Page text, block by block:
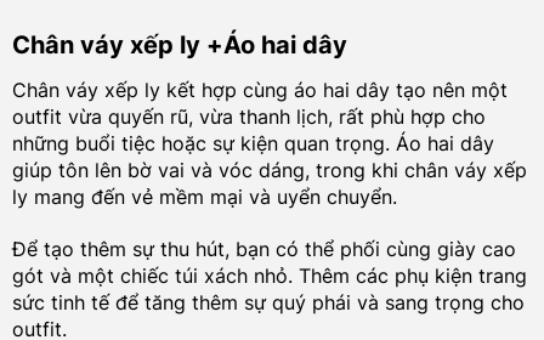
Chân váy xếp ly +Áo hai dây
Chân váy xếp ly kết hợp cùng áo hai dây tạo nên một
outfit vừa quyến rũ, vừa thanh lịch, rất phù hợp cho
những buổi tiệc hoặc sự kiện quan trọng. Áo hai dây
giúp tôn lên bờ vai và vóc dáng, trong khi chân váy xếp
ly mang đến vẻ mềm mại và uyển chuyển.
Để tạo thêm sự thu hút, bạn có thể phối cùng giày cao
gót và một chiếc túi xách nhỏ. Thêm các phụ kiện trang
sức tinh tế để tăng thêm sự quý phái và sang trọng cho
outfit.